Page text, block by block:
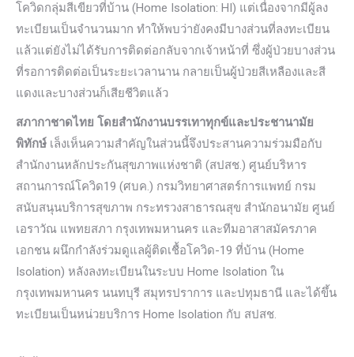
โควิดกลุ่มสีเขียวที่บ้าน (Home Isolation: HI) แต่เนื่องจากมีผู้ลง
ทะเบียนเป็นจำนวนมาก ทำให้พบว่ายังคงมีบางส่วนที่ลงทะเบียน
แล้วแต่ยังไม่ได้รับการติดต่อกลับจากเจ้าหน้าที่ ซึ่งผู้ป่วยบางส่วน
ที่รอการติดต่อเป็นระยะเวลานาน กลายเป็นผู้ป่วยสีเหลืองและสี
แดงและบางส่วนก็เสียชีวิตแล้ว
สภากาชาดไทย โดยสำนักงานบรรเทาทุกข์และประชานามัย
พิทักษ์ เล็งเห็นความสำคัญในส่วนนี้จึงประสานความร่วมมือกับ
สำนักงานหลักประกันสุขภาพแห่งชาติ (สปสช.) ศูนย์บริหาร
สถานการณ์โควิด19 (ศบค.) กรมวิทยาศาสตร์การแพทย์ กรม
สนับสนุนบริการสุขภาพ กระทรวงสาธารณสุข สำนักอนามัย ศูนย์
เอราวัณ แพทยสภา กรุงเทพมหานคร และทีมอาสาสมัครภาค
เอกชน ผนึกกำลังร่วมดูแลผู้ติดเชื้อโควิด-19 ที่บ้าน (Home
Isolation) หลังลงทะเบียนในระบบ Home Isolation ใน
กรุงเทพมหานคร นนทบุรี สมุทรปราการ และปทุมธานี และได้ขึ้น
ทะเบียนเป็นหน่วยบริการ Home Isolation กับ สปสช.